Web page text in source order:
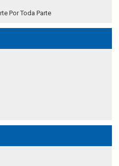
Por Toda Parte